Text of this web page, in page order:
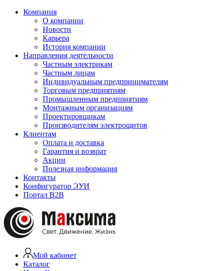
Компания
О компании
Новости
Карьера
История компании
Направления деятельности
Частным электрикам
Частным лицам
Индивидуальным предпринимателям
Торговым предприятиям
Промышленным предприятиям
Монтажным организациям
Проектировщикам
Производителям электрощитов
Клиентам
Оплата и доставка
Гарантия и возврат
Акции
Полезная информация
Контакты
Конфигуратор ЭУИ
Портал B2B
Мой кабинет
Каталог